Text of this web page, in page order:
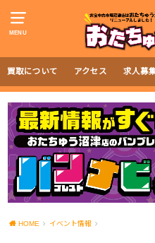
MENU
買取について アクセス 求人募
HOME イベント情報